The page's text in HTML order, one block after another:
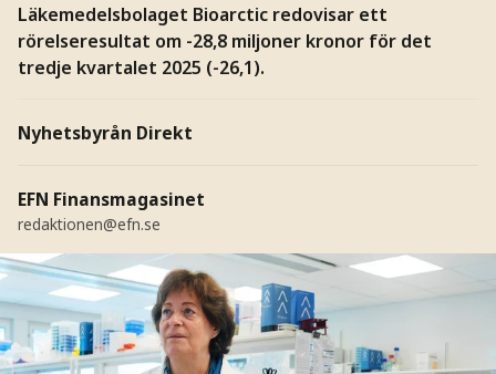
Läkemedelsbolaget Bioarctic redovisar ett
rörelseresultat om -28,8 miljoner kronor för det
tredje kvartalet 2025 (-26,1).
Nyhetsbyrån Direkt
EFN Finansmagasinet
redaktionen@efn.se